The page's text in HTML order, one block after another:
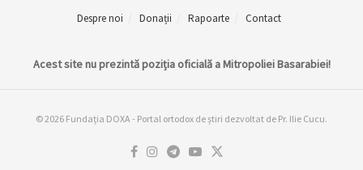
Despre noi Donații Rapoarte Contact
Acest site nu prezintă poziția oficială a Mitropoliei Basarabiei!
© 2026 Fundația DOXA - Portal ortodox de știri dezvoltat de Pr. Ilie Cucu.